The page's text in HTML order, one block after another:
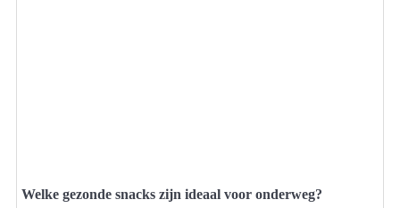
Welke gezonde snacks zijn ideaal voor onderweg?